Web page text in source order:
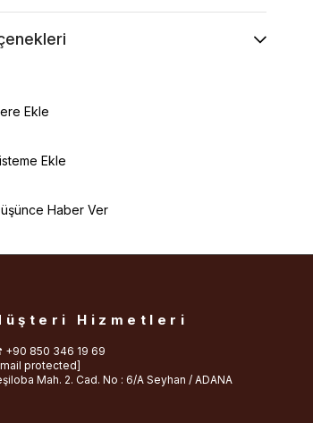
bir enerji kaynağıdır.
Ekle
Ekle
Haber Ver
Hizmetleri
850 346 19 69
protected]
Mah. 2. Cad. No : 6/A Seyhan / ADANA